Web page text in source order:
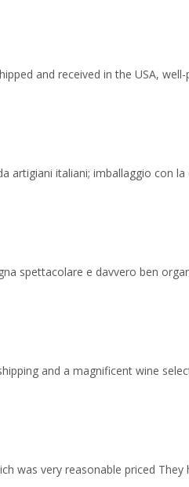
and received in the USA,
artigiani italiani; imballaggio con
spettacolare e davvero ben
and a magnificent wine
was very reasonable priced